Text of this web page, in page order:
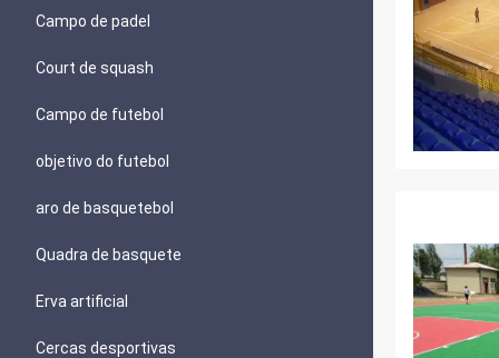
Campo de padel
Court de squash
Campo de futebol
objetivo do futebol
aro de basquetebol
Quadra de basquete
Erva artificial
Cercas desportivas